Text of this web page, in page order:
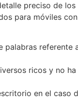
preciso de
para móviles
palabras referente
ricos y no
en el caso